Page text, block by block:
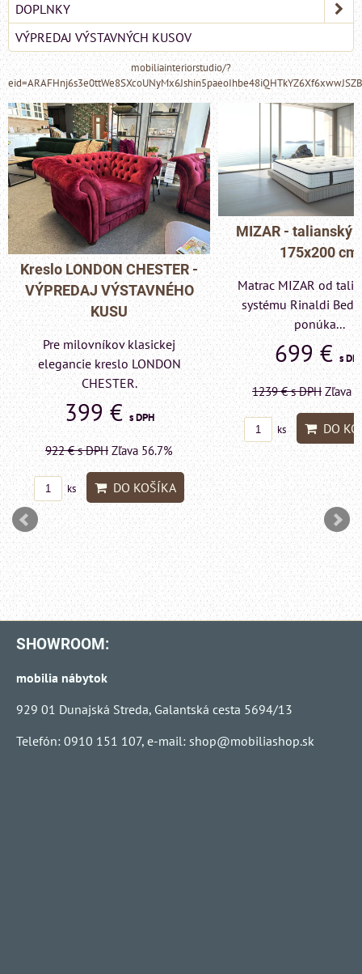
DOPLNKY
VÝPREDAJ VÝSTAVNÝCH KUSOV
mobiliainteriorstudio/?
MIZAR - talianský matrac
175x200 cm
Matrac MIZAR od talianskeho
systému Rinaldi Bed System
ponúka...
699 €s DPH
1239 €s DPH Zľava 43.6%
ks DO KOŠÍKA
Pohovka LONDON
- VÝPREDAJ
KUSU
Pre milovníkov
elegancie kreslo a
LONDON
599 €s
1415 €s DPH Zľava
ks DO
SHOWROOM:
mobilia nábytok
929 01 Dunajská Streda, Galantská cesta 5694/13
Telefón: 0910 151 107, e-mail: shop@mobiliashop.sk